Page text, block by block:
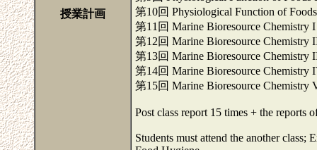
授業計画
第10回 Physiological Function of
第11回 Marine Bioresource Chemistry
第12回 Marine Bioresource Chemistry
第13回 Marine Bioresource Chemistry
第14回 Marine Bioresource Chemistry
第15回 Marine Bioresource Chemistry
Post class report 15 times + the reports
Students must attend the another